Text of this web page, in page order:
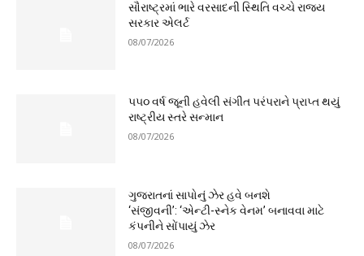
સૌરાષ્ટ્રમાં ભારે વરસાદની સ્થિતિ વચ્ચે રાજ્ય
સરકાર એલર્ટ
08/07/2026
૫૫૦ વર્ષ જૂની હવેલી સંગીત પરંપરાને પ્રાપ્ત થયું
રાષ્ટ્રીય સ્તરે સન્માન
08/07/2026
ગુજરાતનાં સાપોનું ઝેર હવે બનશે
‘સંજીવની’: ‘એન્ટી-સ્નેક વેનમ’ બનાવવા માટે
કંપનીને સોંપાયું ઝેર
08/07/2026